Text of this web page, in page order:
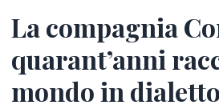
La compagnia
quarant’anni
mondo in